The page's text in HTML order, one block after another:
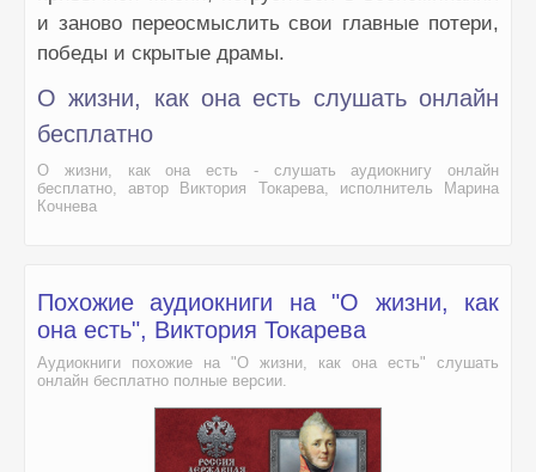
и заново переосмыслить свои главные потери,
победы и скрытые драмы.
О жизни, как она есть слушать онлайн
бесплатно
О жизни, как она есть - слушать аудиокнигу онлайн
бесплатно, автор Виктория Токарева, исполнитель Марина
Кочнева
Похожие аудиокниги на "О жизни, как
она есть", Виктория Токарева
Аудиокниги похожие на "О жизни, как она есть" слушать
онлайн бесплатно полные версии.